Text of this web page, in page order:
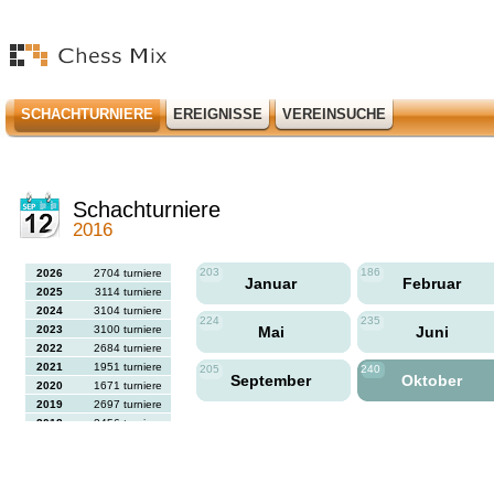
SCHACHTURNIERE EREIGNISSE VEREINSUCHE
Schachturniere
2016
2026
2704 turniere
2025
3114 turniere
2024
3104 turniere
2023
3100 turniere
2022
2684 turniere
2021
1951 turniere
2020
1671 turniere
2019
2697 turniere
2018
2456 turniere
203
Januar
186
Februar
224
Mai
235
Juni
205
September
240
Oktober